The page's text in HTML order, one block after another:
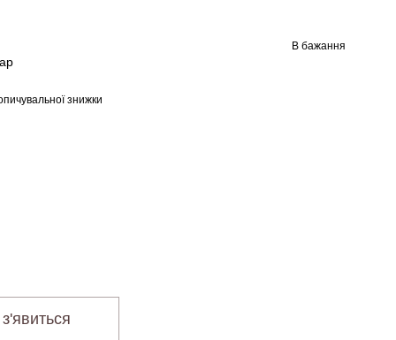
В бажання
знижки